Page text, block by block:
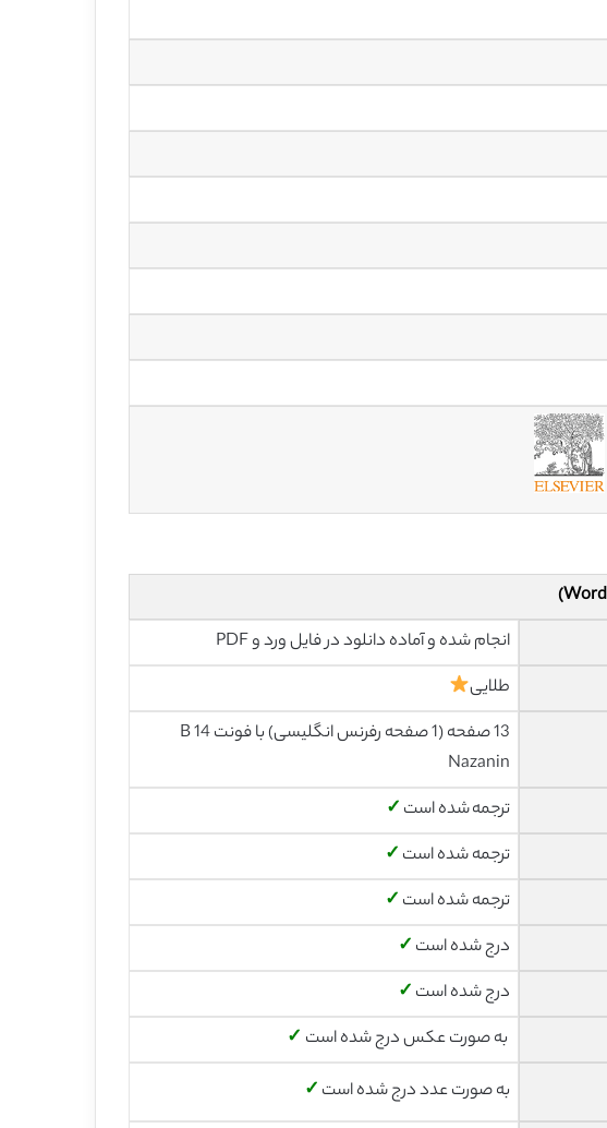
انجام شده و آماده دانلود در فایل ورد و PDF
طلایی
13 صفحه (1 صفحه رفرنس انگلیسی) با فونت 14 B
Nazanin
ترجمه شده است ✓
ترجمه شده است ✓
ترجمه شده است ✓
درج شده است ✓
درج شده است ✓
به صورت عکس درج شده است ✓
به صورت عدد درج شده است ✓